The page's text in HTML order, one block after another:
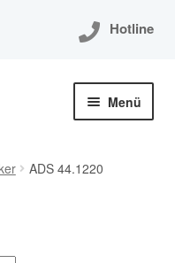
Hotline
Menü
ADS 44.1220